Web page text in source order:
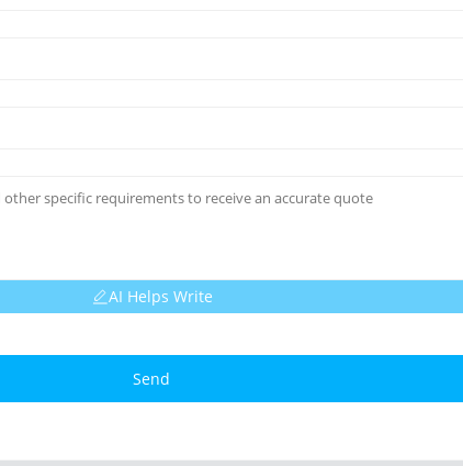
AI Helps Write
Send